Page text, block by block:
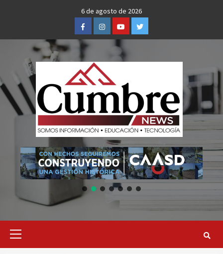
6 de agosto de 2026
FacebookInstagramYoutubeTwitter
Primary